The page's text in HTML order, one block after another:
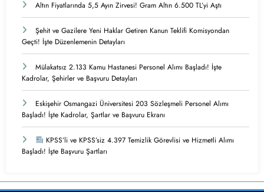
Altın Fiyatlarında 5,5 Ayın Zirvesi! Gram Altın 6.500 TL’yi Aştı
Şehit ve Gazilere Yeni Haklar Getiren Kanun Teklifi Komisyondan
Geçti! İşte Düzenlemenin Detayları
Mülakatsız 2.133 Kamu Hastanesi Personel Alımı Başladı! İşte
Kadrolar, Şehirler ve Başvuru Detayları
Eskişehir Osmangazi Üniversitesi 203 Sözleşmeli Personel Alımı
Başladı! İşte Kadrolar, Şartlar ve Başvuru Ekranı
KPSS’li ve KPSS’siz 4.397 Temizlik Görevlisi ve Hizmetli Alımı
Başladı! İşte Başvuru Şartları